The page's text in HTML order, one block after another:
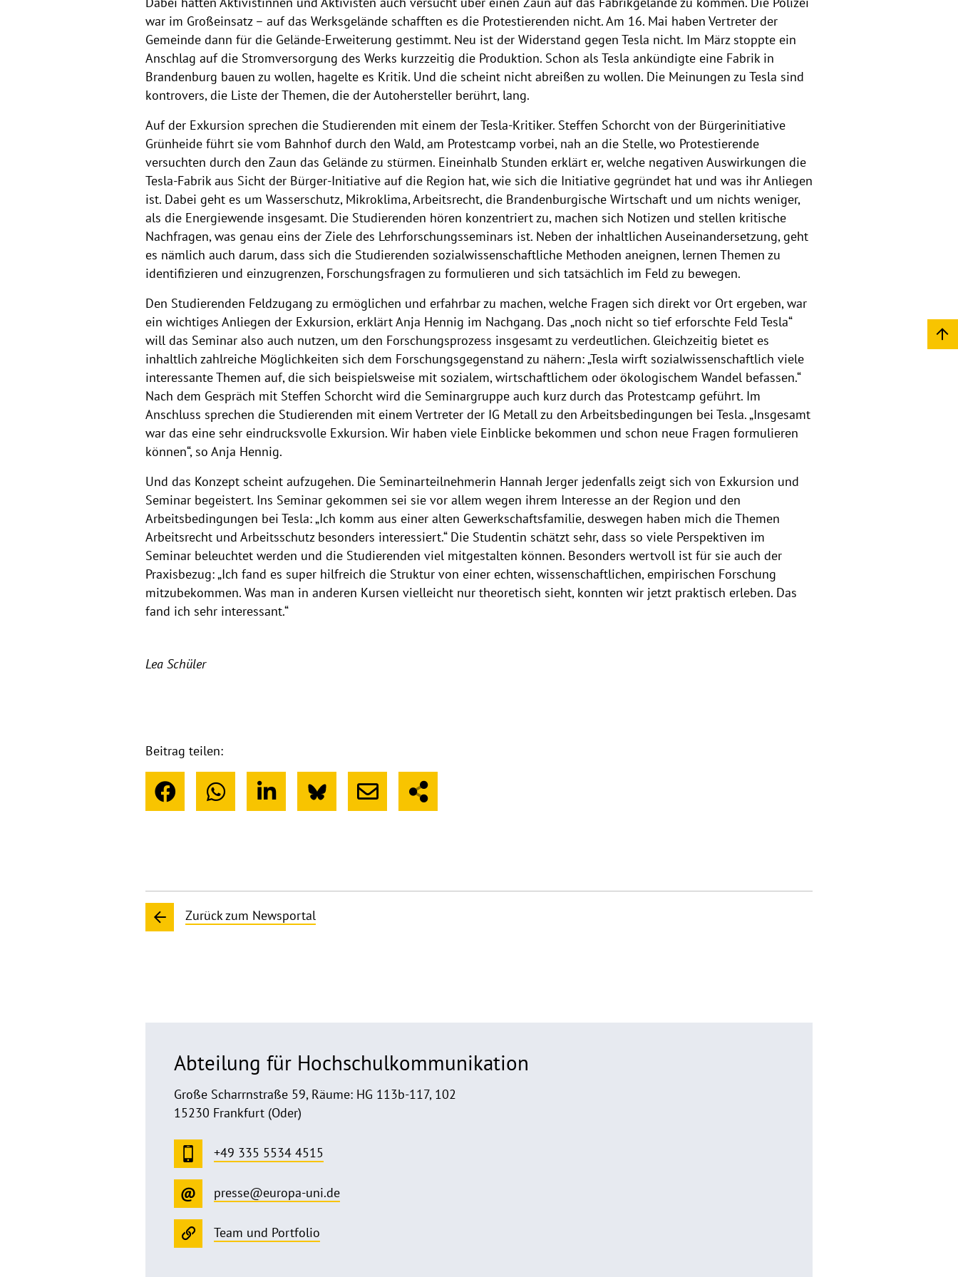
war im Großeinsatz – auf das Werksgelände schafften es die Protestierenden nicht. Am 16. Mai haben Vertreter der
Gemeinde dann für die Gelände-Erweiterung gestimmt. Neu ist der Widerstand gegen Tesla nicht. Im März stoppte ein
Anschlag auf die Stromversorgung des Werks kurzzeitig die Produktion. Schon als Tesla ankündigte eine Fabrik in
Brandenburg bauen zu wollen, hagelte es Kritik. Und die scheint nicht abreißen zu wollen. Die Meinungen zu Tesla sind
kontrovers, die Liste der Themen, die der Autohersteller berührt, lang.
Auf der Exkursion sprechen die Studierenden mit einem der Tesla-Kritiker. Steffen Schorcht von der Bürgerinitiative
Grünheide führt sie vom Bahnhof durch den Wald, am Protestcamp vorbei, nah an die Stelle, wo Protestierende
versuchten durch den Zaun das Gelände zu stürmen. Eineinhalb Stunden erklärt er, welche negativen Auswirkungen die
Tesla-Fabrik aus Sicht der Bürger-Initiative auf die Region hat, wie sich die Initiative gegründet hat und was ihr Anliegen
ist. Dabei geht es um Wasserschutz, Mikroklima, Arbeitsrecht, die Brandenburgische Wirtschaft und um nichts weniger,
als die Energiewende insgesamt. Die Studierenden hören konzentriert zu, machen sich Notizen und stellen kritische
Nachfragen, was genau eins der Ziele des Lehrforschungsseminars ist. Neben der inhaltlichen Auseinandersetzung, geht
es nämlich auch darum, dass sich die Studierenden sozialwissenschaftliche Methoden aneignen, lernen Themen zu
identifizieren und einzugrenzen, Forschungsfragen zu formulieren und sich tatsächlich im Feld zu bewegen.
Den Studierenden Feldzugang zu ermöglichen und erfahrbar zu machen, welche Fragen sich direkt vor Ort ergeben, war
ein wichtiges Anliegen der Exkursion, erklärt Anja Hennig im Nachgang. Das „noch nicht so tief erforschte Feld Tesla“
will das Seminar also auch nutzen, um den Forschungsprozess insgesamt zu verdeutlichen. Gleichzeitig bietet es
inhaltlich zahlreiche Möglichkeiten sich dem Forschungsgegenstand zu nähern: „Tesla wirft sozialwissenschaftlich viele
interessante Themen auf, die sich beispielsweise mit sozialem, wirtschaftlichem oder ökologischem Wandel befassen.“
Nach dem Gespräch mit Steffen Schorcht wird die Seminargruppe auch kurz durch das Protestcamp geführt. Im
Anschluss sprechen die Studierenden mit einem Vertreter der IG Metall zu den Arbeitsbedingungen bei Tesla. „Insgesamt
war das eine sehr eindrucksvolle Exkursion. Wir haben viele Einblicke bekommen und schon neue Fragen formulieren
können“, so Anja Hennig.
Und das Konzept scheint aufzugehen. Die Seminarteilnehmerin Hannah Jerger jedenfalls zeigt sich von Exkursion und
Seminar begeistert. Ins Seminar gekommen sei sie vor allem wegen ihrem Interesse an der Region und den
Arbeitsbedingungen bei Tesla: „Ich komm aus einer alten Gewerkschaftsfamilie, deswegen haben mich die Themen
Arbeitsrecht und Arbeitsschutz besonders interessiert.“ Die Studentin schätzt sehr, dass so viele Perspektiven im
Seminar beleuchtet werden und die Studierenden viel mitgestalten können. Besonders wertvoll ist für sie auch der
Praxisbezug: „Ich fand es super hilfreich die Struktur von einer echten, wissenschaftlichen, empirischen Forschung
mitzubekommen. Was man in anderen Kursen vielleicht nur theoretisch sieht, konnten wir jetzt praktisch erleben. Das
fand ich sehr interessant.“
Lea Schüler
Beitrag teilen:
Zurück zum Newsportal
Abteilung für Hochschulkommunikation
Große Scharrnstraße 59, Räume: HG 113b-117, 102
15230 Frankfurt (Oder)
+49 335 5534 4515
presse@europa-uni.de
Team und Portfolio